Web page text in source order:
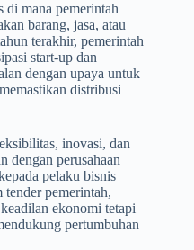
di mana pemerintah
barang, jasa, atau
terakhir, pemerintah
start-up dan
dengan upaya untuk
distribusi
inovasi, dan
dengan perusahaan
pelaku bisnis
pemerintah,
ekonomi tetapi
pertumbuhan